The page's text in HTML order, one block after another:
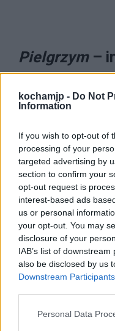
kochamjp - Do Not
Information
If you wish to opt-out of
processing of your
targeted advertising by
section to confirm your
opt-out request is
interest-based ads
us or personal
your opt-out. You may
disclosure of your
IAB’s list of
also be disclosed by us
Downstream Participants
Personal Data
Pielgrzym–
wrażeń, które
Czatyrdahu.
na temat jego
powinien się on
bezchmurne
kobietę. Zadaje
jegomyśli
dawnych miejsc.
sięapostrofą do
ojczyzny i